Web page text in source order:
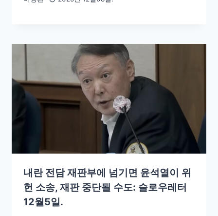
내란 전담 재판부에 넘기면 윤석열이 위
헌 소송, 재판 중단될 수도: 슬로우레터
12월5일.